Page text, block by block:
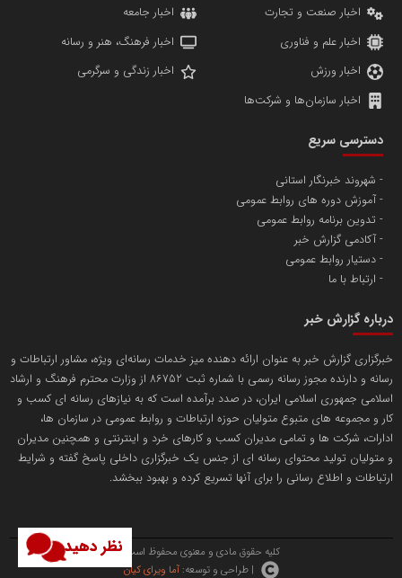
نظر دهید
پایگاه اطلاع رسانی اعتلای نهادهای مردمی
پایگاه اطلاع رسانی دریا و نفت
تامین آهن اسفنجی تولیدکنندگان فولاد در کشور
تریبون
انتشار گسترده محتوا در رسانه گزارش خبر
مسعودصادقی
محمدعلی کرمعلی
اخبار صنعت و تجارت
اخبار جامعه
اخبار علم و فناوری
اخبار فرهنگ، هنر و رسانه
اخبار ورزش
اخبار زندگی و سرگرمی
اخبار سازمان‌ها و شرکت‌ها
دسترسی سریع
شهروند خبرنگار استانی
آموزش دوره های روابط عمومی
تدوین برنامه روابط عمومی
آکادمی گزارش خبر
دستیار روابط عمومی
ارتباط با ما
درباره گزارش خبر
خبرگزاری گزارش خبر به عنوان ارائه دهنده میز خدمات رسانه‌ای ویژه، مشاور ارتباطات و
رسانه و دارنده مجوز رسانه رسمی با شماره ثبت 86752 از وزارت محترم فرهنگ و ارشاد
اسلامی جمهوری اسلامی ایران، در صدد برآمده است که به نیازهای رسانه ای کسب و
کار و مجموعه های متبوع متولیان حوزه ارتباطات و روابط عمومی در سازمان ها،
ادارات، شرکت ها و تمامی مدیران کسب و کارهای خرد و اینترنتی و همچنین مدیران
و متولیان تولید محتوای رسانه ای از جنس یک خبرگزاری داخلی پاسخ گفته و شرایط
ارتباطات و اطلاع رسانی را برای آنها تسریع کرده و بهبود ببخشد.
کلیه حقوق مادی و معنوی محفوظ است.
| طراحی و توسعه: آما ویرای کیان